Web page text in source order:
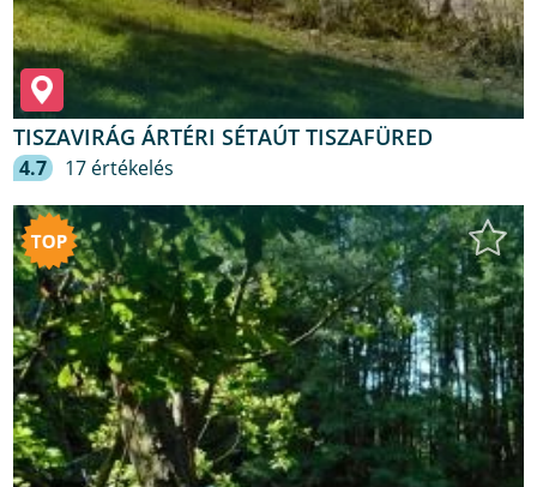
TISZAVIRÁG ÁRTÉRI SÉTAÚT TISZAFÜRED
4.7 17 értékelés